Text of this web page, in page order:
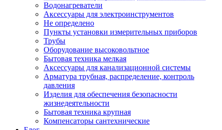
Водонагреватели
Аксессуары для электроинструментов
Не определено
Пункты установки измерительных приборов
Трубы
Оборудование высоковольтное
Бытовая техника мелкая
Аксессуары для канализационной системы
Арматура трубная, распределение, контроль
давления
Изделия для обеспечения безопасности
жизнедеятельности
Бытовая техника крупная
Компенсаторы сантехнические